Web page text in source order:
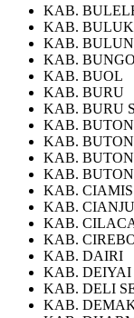
KAB.
KAB.
KAB.
KAB. BUNGO
KAB. BUOL
KAB. BURU
KAB. BURU
KAB. BUTON
KAB.
KAB.
KAB.
KAB. CIAMIS
KAB.
KAB.
KAB.
KAB. DAIRI
KAB. DEIYAI
KAB. DELI
KAB.